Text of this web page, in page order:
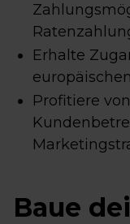
Erhalte
Profitiere
Baue